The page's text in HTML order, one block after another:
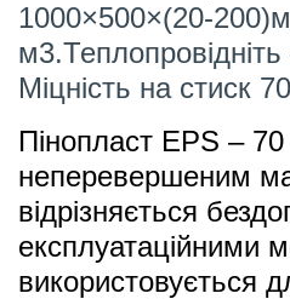
1000×500×(20-
Міцність на стиск
Пінопласт EPS – 70
неперевершеним
відрізняється
експлуатаційними
використовується